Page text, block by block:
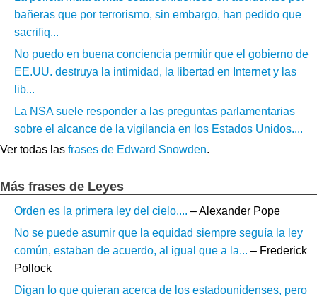
bañeras que por terrorismo, sin embargo, han pedido que
sacrifiq...
No puedo en buena conciencia permitir que el gobierno de
EE.UU. destruya la intimidad, la libertad en Internet y las
lib...
La NSA suele responder a las preguntas parlamentarias
sobre el alcance de la vigilancia en los Estados Unidos....
Ver todas las frases de Edward Snowden.
Más frases de Leyes
Orden es la primera ley del cielo.... – Alexander Pope
No se puede asumir que la equidad siempre seguía la ley
común, estaban de acuerdo, al igual que a la... – Frederick
Pollock
Digan lo que quieran acerca de los estadounidenses, pero